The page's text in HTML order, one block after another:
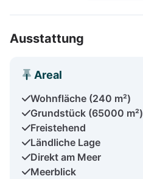
Ausstattung
Areal
Wohnfläche (240 m²)
Grundstück (65000 m²)
Freistehend
Ländliche Lage
Direkt am Meer
Meerblick